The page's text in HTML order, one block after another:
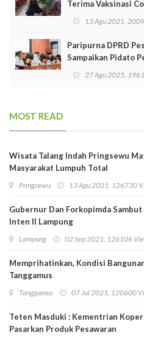
Terima Vaksinasi
13 Agu 2021,
Paripurna DPRD
Sampaikan Pidato
27 Agu 2025,
MOST READ
Wisata Talang Indah Pringsewu
Masyarakat Lumpuh Total
Pringsewu 13 Agu 2021, 126730
Gubernur Dan Forkopimda
Inten II Lampung
Lampung 02 Sep 2021, 126106
Memprihatinkan, Kondisi
Tanggamus
Tanggamus 07 Jul 2021, 120600
Teten Masduki : Kementrian
Pasarkan Produk Pesawaran